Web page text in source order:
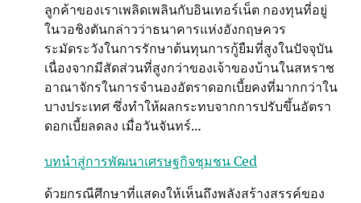
ลูกค้าของเราเพลิดเพลินกับอินเทอร์เน็ต กองทุนที่อยู่
ในวอชิงตันกล่าวว่าธนาคารแห่งอังกฤษควร
ระมัดระวังในการรักษาต้นทุนการกู้ยืมที่สูงในปัจจุบัน
เนื่องจากมีสัดส่วนที่สูงกว่าของเจ้าของบ้านในสหราช
อาณาจักรในการจำนองอัตราดอกเบี้ยคงที่มากกว่าใน
บางประเทศ ซึ่งทำให้ผลกระทบจากการปรับขึ้นอัตรา
ดอกเบี้ยลดลง เมื่อวันจันทร์…
บทนำสู่การพัฒนาเศรษฐกิจชุมชน Ced
ด้วยกรณีศึกษาที่แสดงให้เห็นถึงพลังสร้างสรรค์ของ